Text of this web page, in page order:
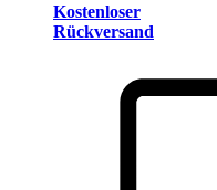
Kostenloser
Rückversand